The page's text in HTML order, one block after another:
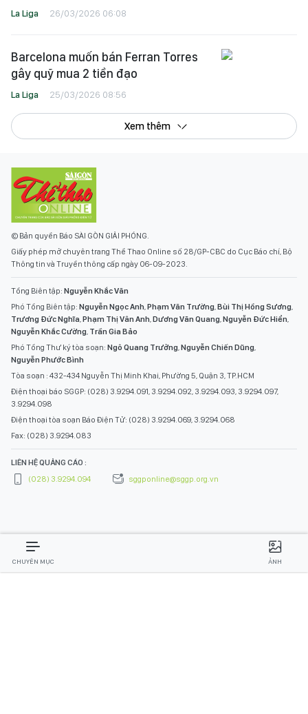
La Liga 26/03/2026 06:08
Barcelona muốn bán Ferran Torres
gây quỹ mua 2 tiền đạo
La Liga 25/03/2026 08:56
Xem thêm
© Bản quyền Báo SÀI GÒN GIẢI PHÓNG.
Giấy phép mở chuyên trang Thể Thao Online số 28/GP-CBC do Cục Báo chí, Bộ
Thông tin và Truyền thông cấp ngày 06-09-2023.
Tổng Biên tập: Nguyễn Khắc Văn
Phó Tổng Biên tập: Nguyễn Ngọc Anh Phạm Văn Trường Bùi Thị Hồng Sương
Trương Đức Nghĩa Phạm Thị Vân Anh Dương Văn Quang Nguyễn Đức Hiển
Nguyễn Khắc Cường Trần Gia Bảo
Phó Tổng Thư ký tòa soạn: Ngô Quang Trưởng Nguyễn Chiến Dũng
Nguyễn Phước Bình
Tòa soạn : 432-434 Nguyễn Thị Minh Khai, Phường 5, Quận 3, TP.HCM
Điện thoại báo SGGP: (028) 3.9294.091, 3.9294.092, 3.9294.093, 3.9294.097,
3.9294.098
Điện thoại tòa soạn Báo Điện Tử: (028) 3.9294.069, 3.9294.068
Fax: (028) 3.9294.083
LIÊN HỆ QUẢNG CÁO :
(028) 3.9294.094
sggponline@sggp.org.vn
CHUYÊN MỤC ẢNH